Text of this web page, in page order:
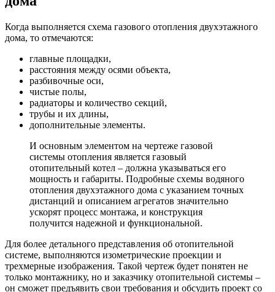
Когда выполняется схема газового отопления двухэтажного
дома, то отмечаются:
главные площадки,
расстояния между осями объекта,
разбивочные оси,
чистые полы,
радиаторы и количество секций,
трубы и их длины,
дополнительные элементы.
И основным элементом на чертеже газовой
системы отопления является газовый
отопительный котел – должна указываться его
мощность и габариты. Подробные схемы водяного
отопления двухэтажного дома с указанием точных
дистанций и описанием агрегатов значительно
ускорят процесс монтажа, и конструкция
получится надежной и функциональной.
Для более детального представления об отопительной
системе, выполняются изометрические проекции и
трехмерные изображения. Такой чертеж будет понятен не
только монтажнику, но и заказчику отопительной системы –
он сможет предъявить свои требования и обсудить проект со